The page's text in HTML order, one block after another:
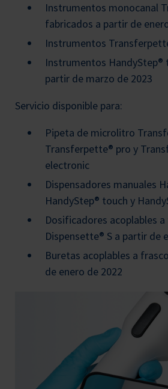
Instrumentos monocanal
fabricados a partir de
Instrumentos
Instrumentos HandyStep®
partir de marzo de 2023
Servicio disponible para:
Pipeta de microlitro
Transferpette® pro y
electronic
Dispensadores manuales
HandyStep® touch y
Dosificadores acoplables
Dispensette® S a partir de
Buretas acoplables a
de enero de 2022